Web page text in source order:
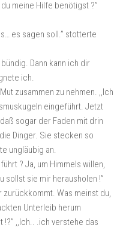
meine Hilfe benötigst ?”
es sagen soll.” stotterte
Dann kann ich dir
ich.
zusammen zu nehmen. ,,Ich
eingeführt. Jetzt
sogar der Faden mit drin
Dinger. Sie stecken so
ungläubig an.
? Ja, um Himmels willen,
sollst sie mir herausholen !”
Was meinst du,
Unterleib herum
,,Ich.. .ich verstehe das